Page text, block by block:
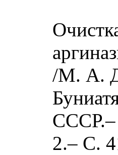
/М. А.
2.– С.